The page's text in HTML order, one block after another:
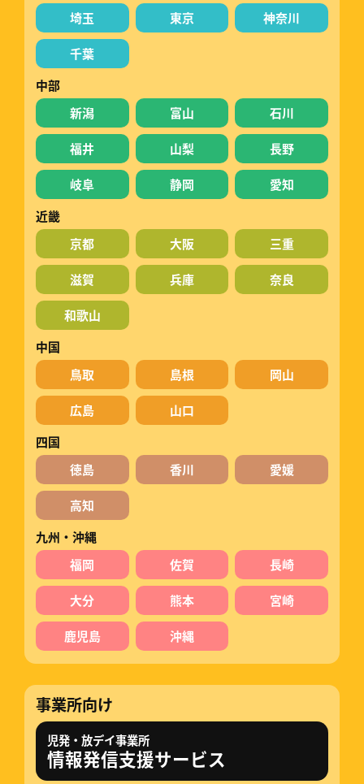
埼玉 東京 神奈川
千葉
中部
新潟
富山 石川
福井 山梨 長野
岐阜 静岡
愛知
近畿
京都
大阪 三重
滋賀 兵庫 奈良
和歌山
中国
鳥取
島根 岡山
広島
山口
四国
徳島
香川 愛媛
高知
九州・沖縄
福岡
佐賀 長崎
大分 熊本 宮崎
鹿児島 沖縄
事業所向け
児発・放デイ事業所
情報発信支援サービス